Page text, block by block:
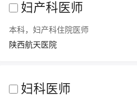
妇产科医师
本科，妇产科住院医师
陕西航天医院
妇科医师